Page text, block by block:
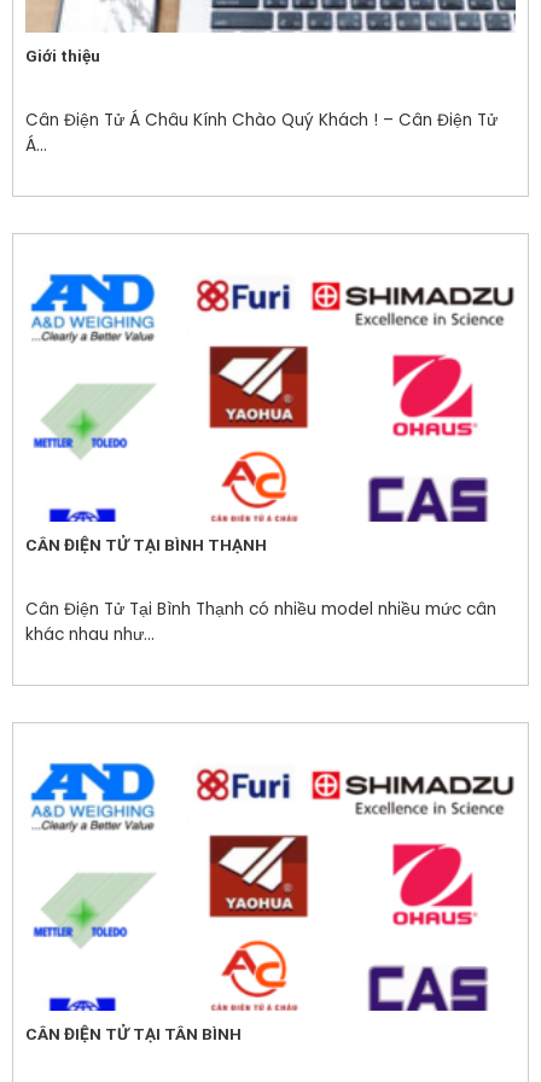
Giới thiệu
Cân Điện Tử Á Châu Kính Chào Quý Khách ! – Cân Điện Tử
Á...
CÂN ĐIỆN TỬ TẠI BÌNH THẠNH
Cân Điện Tử Tại Bình Thạnh có nhiều model nhiều mức cân
khác nhau như...
CÂN ĐIỆN TỬ TẠI TÂN BÌNH